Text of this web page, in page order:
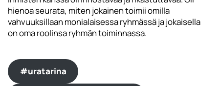
hienoa seurata, miten jokainen toimii omilla
vahvuuksillaan monialaisessa ryhmässä ja jokaisella
on oma roolinsa ryhmän toiminnassa.
#uratarina